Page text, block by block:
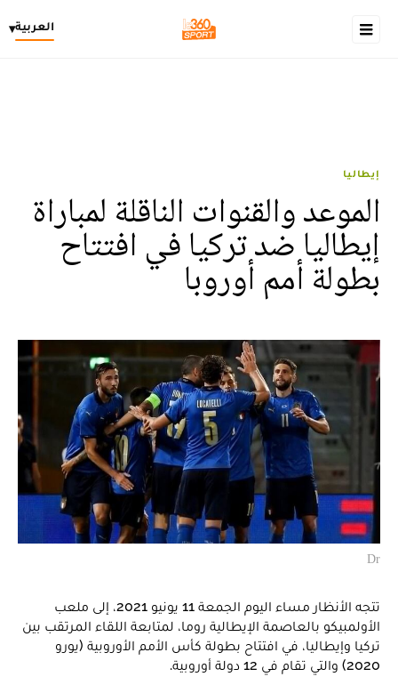
العربية▾
إيطاليا
الموعد والقنوات الناقلة لمباراة
إيطاليا ضد تركيا في افتتاح
بطولة أمم أوروبا
Dr
تتجه الأنظار مساء اليوم الجمعة 11 يونيو 2021، إلى ملعب
الأولمبيكو بالعاصمة الإيطالية روما، لمتابعة اللقاء المرتقب بين
تركيا وإيطاليا، في افتتاح بطولة كأس الأمم الأوروبية (يورو
2020) والتي تقام في 12 دولة أوروبية.